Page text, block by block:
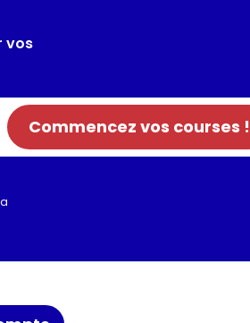
vos
Commencez vos courses !